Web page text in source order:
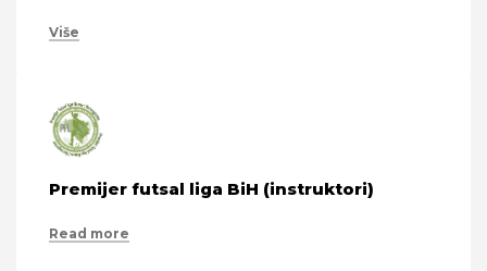
Više
Premijer futsal liga BiH (instruktori)
Read more